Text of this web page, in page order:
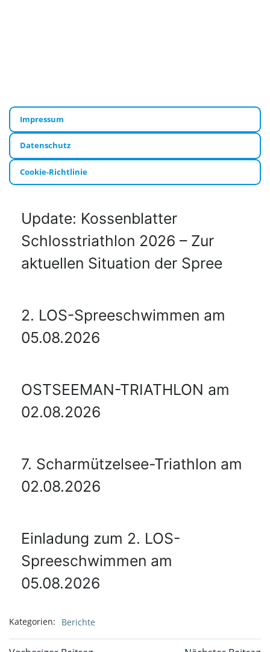
Impressum
Datenschutz
Cookie-Richtlinie
Update: Kossenblatter
Schlosstriathlon 2026 – Zur
aktuellen Situation der Spree
2. LOS-Spreeschwimmen am
05.08.2026
OSTSEEMAN-TRIATHLON am
02.08.2026
7. Scharmützelsee-Triathlon am
02.08.2026
Einladung zum 2. LOS-
Spreeschwimmen am
05.08.2026
Kategorien: Berichte